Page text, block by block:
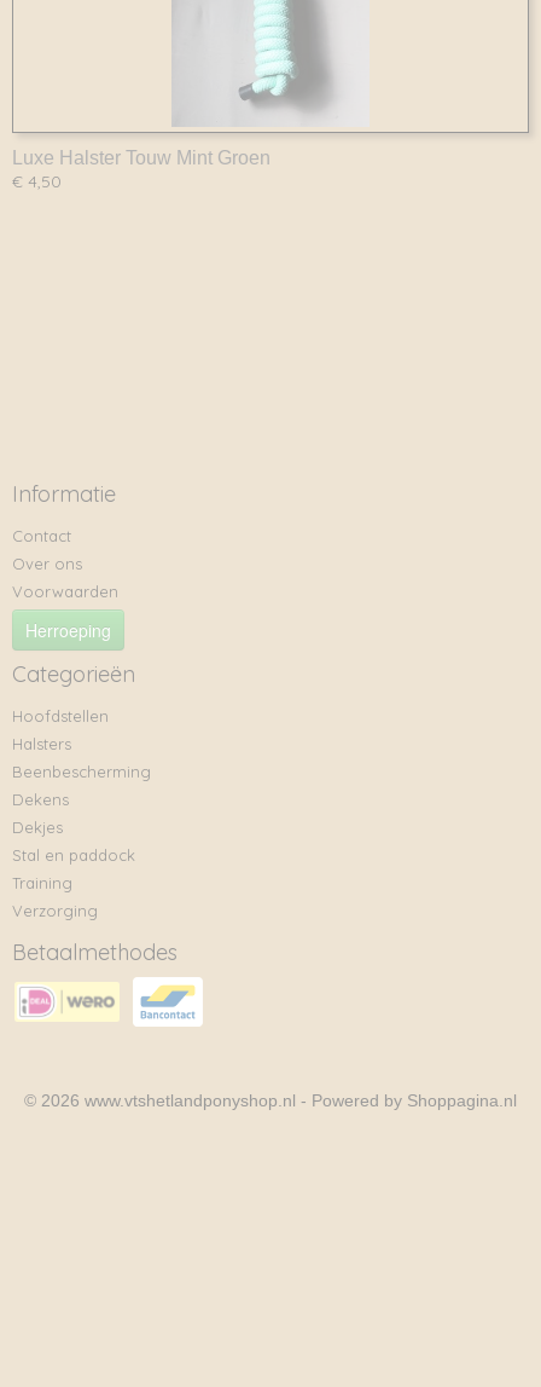
Luxe Halster Touw Mint Groen
€ 4,50
Informatie
Contact
Over ons
Voorwaarden
Herroeping
Categorieën
Hoofdstellen
Halsters
Beenbescherming
Dekens
Dekjes
Stal en paddock
Training
Verzorging
Betaalmethodes
© 2026 www.vtshetlandponyshop.nl - Powered by Shoppagina.nl